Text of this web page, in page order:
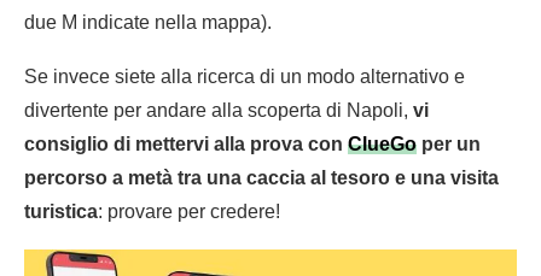
due M indicate nella mappa).
Se invece siete alla ricerca di un modo alternativo e
divertente per andare alla scoperta di Napoli, vi
consiglio di mettervi alla prova con ClueGo per un
percorso a metà tra una caccia al tesoro e una visita
turistica: provare per credere!